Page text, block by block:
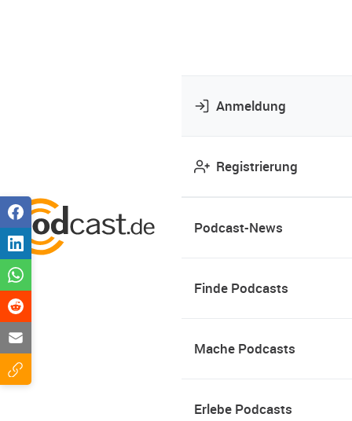
Anmeldung
Registrierung
Podcast-News
Finde Podcasts
Mache Podcasts
Erlebe Podcasts